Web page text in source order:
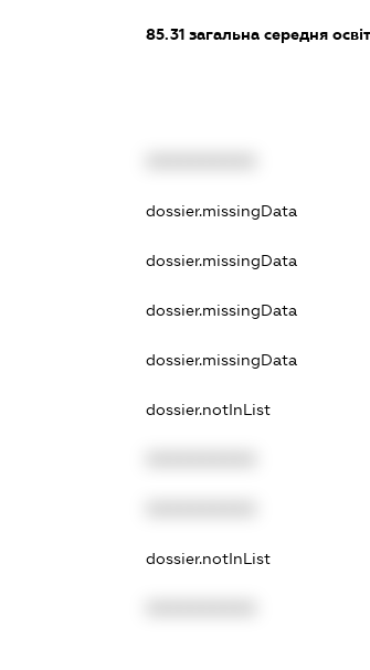
85.31загальна середня
dossier.missingData
dossier.missingData
dossier.missingData
dossier.missingData
dossier.notInList
dossier.notInList